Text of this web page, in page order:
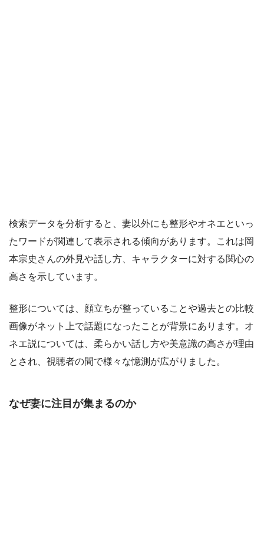
検索データを分析すると、妻以外にも整形やオネエといっ
たワードが関連して表示される傾向があります。これは岡
本宗史さんの外見や話し方、キャラクターに対する関心の
高さを示しています。
整形については、顔立ちが整っていることや過去との比較
画像がネット上で話題になったことが背景にあります。オ
ネエ説については、柔らかい話し方や美意識の高さが理由
とされ、視聴者の間で様々な憶測が広がりました。
なぜ妻に注目が集まるのか